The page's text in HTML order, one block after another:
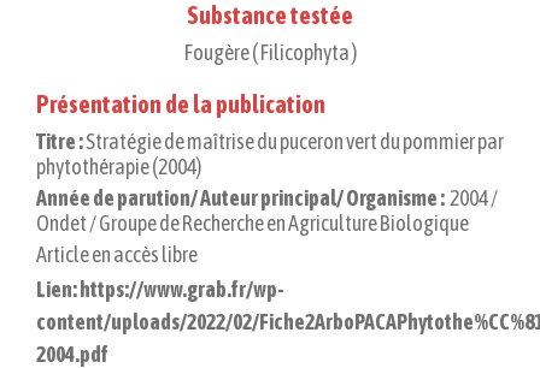
Substance testée
Fougère ( Filicophyta )
Présentation de la publication
Titre :Stratégie de maîtrise du puceron vert du pommier par
phytothérapie (2004)
Année de parution/ Auteur principal/ Organisme : 2004 /
Ondet / Groupe de Recherche en Agriculture Biologique
Article en accès libre
Lien: https://www.grab.fr/wp-
content/uploads/2022/02/
2004.pdf